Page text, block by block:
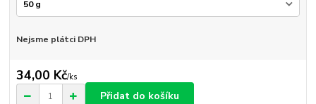
Nejsme plátci DPH
34,00 Kč/ks
Přidat do košíku